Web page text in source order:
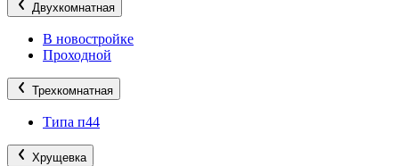
Двухкомнатная
В новостройке
Проходной
Трехкомнатная
Типа п44
Хрущевка